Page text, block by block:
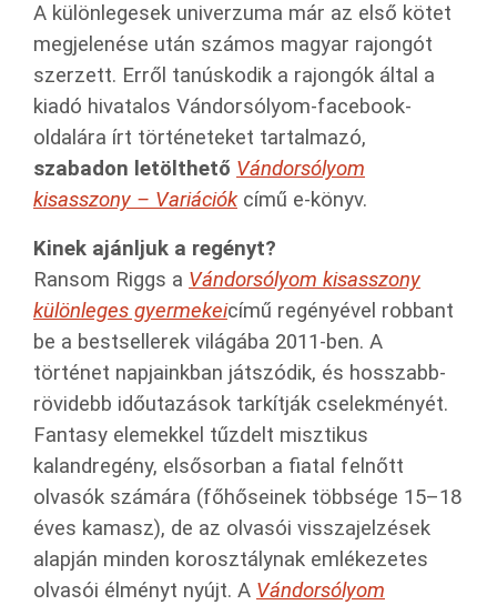
A különlegesek univerzuma már az első kötet
megjelenése után számos magyar rajongót
szerzett. Erről tanúskodik a rajongók által a
kiadó hivatalos Vándorsólyom-facebook-
oldalára írt történeteket tartalmazó,
szabadon letölthető Vándorsólyom
kisasszony – Variációkcímű e-könyv.
Kinek ajánljuk a regényt?
Ransom Riggs a Vándorsólyom kisasszony
különleges gyermekeicímű regényével robbant
be a bestsellerek világába 2011-ben. A
történet napjainkban játszódik, és hosszabb-
rövidebb időutazások tarkítják cselekményét.
Fantasy elemekkel tűzdelt misztikus
kalandregény, elsősorban a fiatal felnőtt
olvasók számára (főhőseinek többsége 15–18
éves kamasz), de az olvasói visszajelzések
alapján minden korosztálynak emlékezetes
olvasói élményt nyújt. A Vándorsólyom